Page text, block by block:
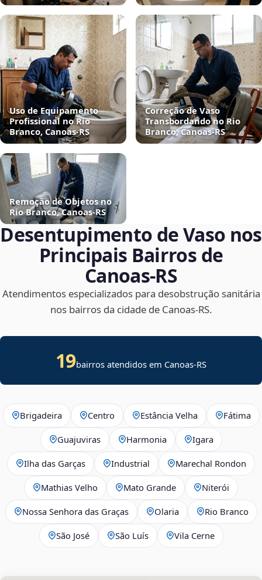
Uso de Equipamento
Profissional no Rio
Branco, Canoas‑RS
Correção de Vaso
Transbordando no Rio
Branco, Canoas‑RS
Remoção de Objetos no
Rio Branco, Canoas‑RS
Desentupimento de Vaso nos
Principais Bairros de
Canoas‑RS
Atendimentos especializados para desobstrução sanitária
nos bairros da cidade de Canoas‑RS.
19bairros atendidos em Canoas-RS
Brigadeira Centro Estância Velha Fátima
Guajuviras Harmonia Igara
Ilha das Garças Industrial Marechal Rondon
Mathias Velho Mato Grande Niterói
Nossa Senhora das Graças Olaria Rio Branco
São José São Luís Vila Cerne